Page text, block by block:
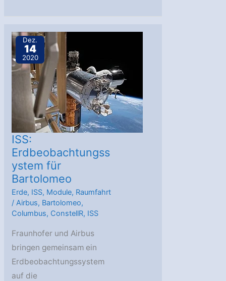
Nutzlasten
auf
Bartolomeo-
Plattform
Dez.
14
2020
ISS:
Erdbeobachtungss
ystem für
Bartolomeo
Erde, ISS, Module, Raumfahrt
/Airbus, Bartolomeo,
Columbus, ConstellR, ISS
Fraunhofer und Airbus
bringen gemeinsam ein
Erdbeobachtungssystem
auf die